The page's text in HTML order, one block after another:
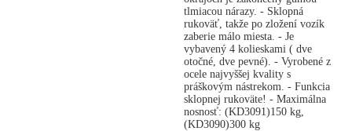
tlmiacou nárazy. - Sklopná
rukoväť, takže po zložení vozík
zaberie málo miesta. - Je
vybavený 4 kolieskami ( dve
otočné, dve pevné). - Vyrobené z
ocele najvyššej kvality s
práškovým nástrekom. - Funkcia
sklopnej rukoväte! - Maximálna
nosnosť: (KD3091)150 kg,
(KD3090)300 kg